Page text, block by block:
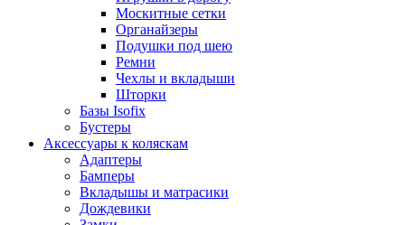
Москитные сетки
Органайзеры
Подушки под шею
Ремни
Чехлы и вкладыши
Шторки
Базы Isofix
Бустеры
Аксессуары к коляскам
Адаптеры
Бамперы
Вкладышы и матрасики
Дождевики